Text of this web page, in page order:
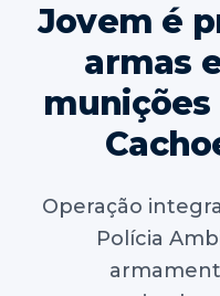
Jovem é
armas
Operação
Polícia